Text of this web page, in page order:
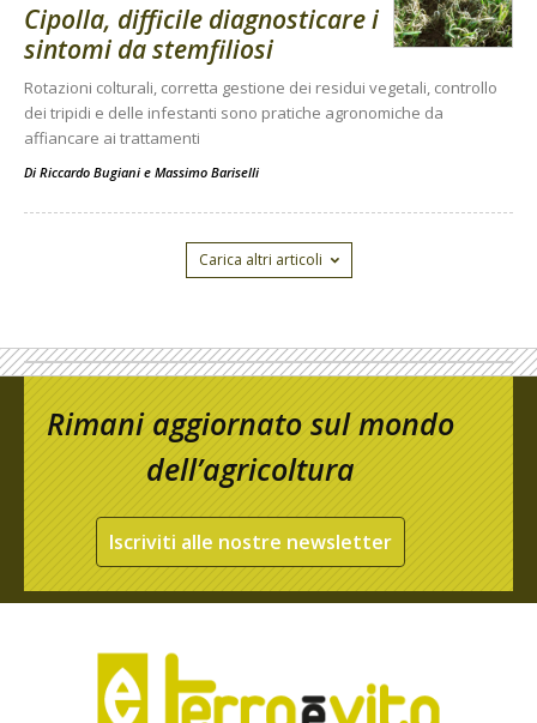
Cipolla, difficile diagnosticare i
sintomi da stemfiliosi
Rotazioni colturali, corretta gestione dei residui vegetali, controllo
dei tripidi e delle infestanti sono pratiche agronomiche da
affiancare ai trattamenti
Di Riccardo Bugiani e Massimo Bariselli
Carica altri articoli
Rimani aggiornato sul mondo
dell’agricoltura
Iscriviti alle nostre newsletter